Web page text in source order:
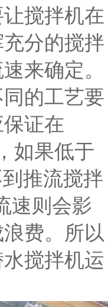
搅拌机在
分的搅拌
来确定。
的工艺要
证在
如果低于
推流搅拌
速则会影
费。所以
搅拌机运